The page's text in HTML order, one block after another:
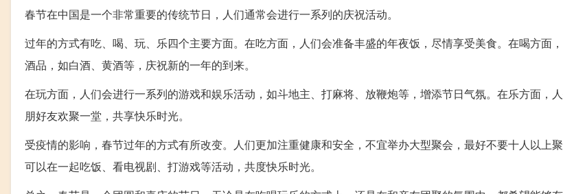
春节在中国是一个非常重要的传统节日，人们通常会进行一系列的庆祝活动。
过年的方式有吃、喝、玩、乐四个主要方面。在吃方面，人们会准备丰盛的年夜饭，尽情享受美食。在喝方面
酒品，如白酒、黄酒等，庆祝新的一年的到来。
在玩方面，人们会进行一系列的游戏和娱乐活动，如斗地主、打麻将、放鞭炮等，增添节日气氛。在乐方面，
朋好友欢聚一堂，共享快乐时光。
受疫情的影响，春节过年的方式有所改变。人们更加注重健康和安全，不宜举办大型聚会，最好不要十人以上
可以在一起吃饭、看电视剧、打游戏等活动，共度快乐时光。